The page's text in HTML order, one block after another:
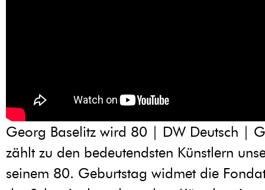
Georg Baselitz wird 80 | DW Deutsch |
zählt zu den bedeutendsten Künstlern
seinem 80. Geburtstag widmet die